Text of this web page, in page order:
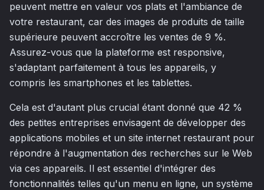
peuvent mettre en valeur vos plats et l'ambiance de
votre restaurant, car des images de produits de taille
supérieure peuvent accroître les ventes de 9 %.
Assurez-vous que la plateforme est responsive,
s'adaptant parfaitement à tous les appareils, y
compris les smartphones et les tablettes.
Cela est d'autant plus crucial étant donné que 42 %
des petites entreprises envisagent de développer des
applications mobiles et un site internet restaurant pour
répondre à l'augmentation des recherches sur le Web
via ces appareils. Il est essentiel d'intégrer des
fonctionnalités telles qu'un menu en ligne, un système